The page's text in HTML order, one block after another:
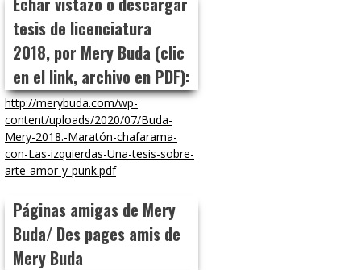
tesis de licenciatura
2018, por Mery Buda (clic
en el link, archivo en PDF):
http://merybuda.com/wp-
content/uploads/2020/07/Buda-
Mery-2018.-Maratón-chafarama-
con-Las-izquierdas-Una-tesis-sobre-
arte-amor-y-punk.pdf
Páginas amigas de Mery
Buda/ Des pages amis de
Mery Buda